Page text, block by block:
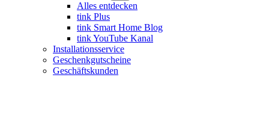
Alles entdecken
tink Plus
tink Smart Home Blog
tink YouTube Kanal
Installationsservice
Geschenkgutscheine
Geschäftskunden